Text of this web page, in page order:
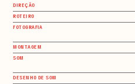
DIREÇÃO
ROTEIRO
FOTOGRAFIA
MONTAGEM
SOM
DESENHO DE SOM